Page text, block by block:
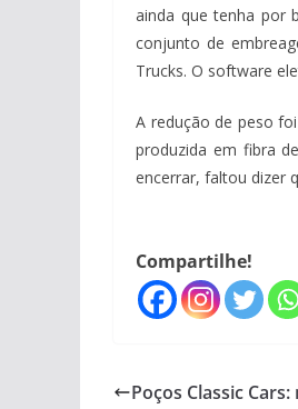
ainda que tenha por
conjunto de
Trucks. O software
A redução de peso
produzida em fibra
encerrar, faltou dizer
Compartilhe!
Poços Classic